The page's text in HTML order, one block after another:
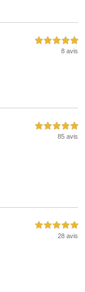
5,0 étoiles sur 5
8 avis
5,0 étoiles sur 5
85 avis
5,0 étoiles sur 5
28 avis